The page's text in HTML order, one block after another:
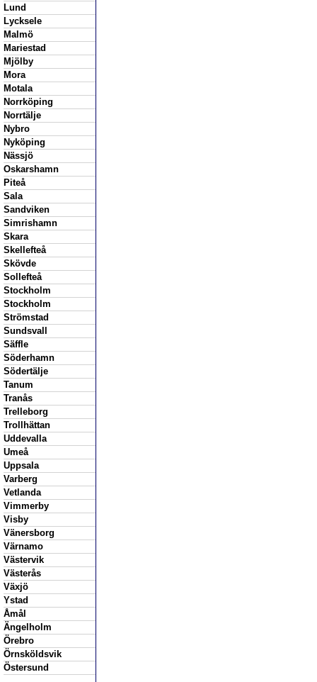
Lund
Lycksele
Malmö
Mariestad
Mjölby
Mora
Motala
Norrköping
Norrtälje
Nybro
Nyköping
Nässjö
Oskarshamn
Piteå
Sala
Sandviken
Simrishamn
Skara
Skellefteå
Skövde
Sollefteå
Stockholm
Stockholm
Strömstad
Sundsvall
Säffle
Söderhamn
Södertälje
Tanum
Tranås
Trelleborg
Trollhättan
Uddevalla
Umeå
Uppsala
Varberg
Vetlanda
Vimmerby
Visby
Vänersborg
Värnamo
Västervik
Västerås
Växjö
Ystad
Åmål
Ängelholm
Örebro
Örnsköldsvik
Östersund